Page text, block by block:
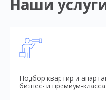
Наши
Подбор квартир и
бизнес- и премиум-класса